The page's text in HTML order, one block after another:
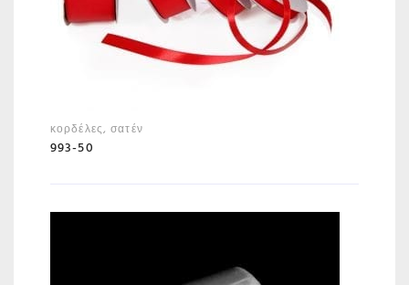
κορδέλες,σατέν
993-50